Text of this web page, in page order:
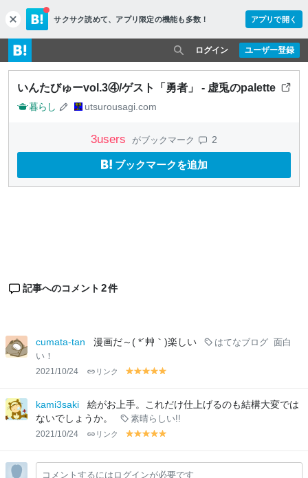
c
l
o
s
e
サクサク読めて、 アプリ限定の機能も多数！ アプリで開く
ユーザー登録
ログイン
いんたびゅーvol.3④/ゲスト「勇者」 - 虚兎のpalette
暮らし utsurousagi.com
3users がブックマーク 2
ブックマークを追加
記事へのコメント 2件
cumata-tan 漫画だ～( *´艸｀)楽しい はてなブログ 面白
い！
2021/10/24 リンク
y
lo
w
y
w
y
lo
w
y
lo
w
lo
w
kami3saki
絵がお上手。これだけ仕上げるのも結構大変では
ないでしょうか。
素晴らしい!!
2021/10/24 リンク
y
lo
y
lo
y
lo
y
lolo
コメントするにはログインが必要です